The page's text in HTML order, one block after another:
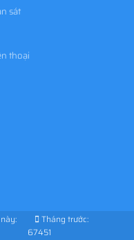
sát
thoại
Tháng trước:
67451